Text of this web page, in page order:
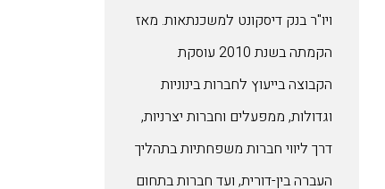
ויו"ר בנק דיסקונט למשכנתאות. מאז
הקמתה בשנת 2010 עוסקת
הקבוצה בייעוץ לחברות בינוניות
וגדולות, ממפעלים וחברות יצרניות,
דרך ליווי חברות משפחתיות בתהליך
העברה בין-דורית, ועד חברות בתחום